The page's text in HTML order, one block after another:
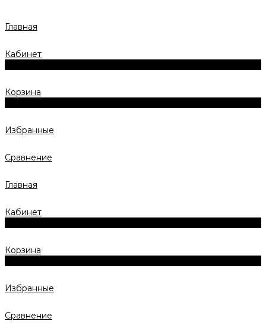
Главная
Кабинет
Корзина
Избранные
Сравнение
Главная
Кабинет
Корзина
Избранные
Сравнение